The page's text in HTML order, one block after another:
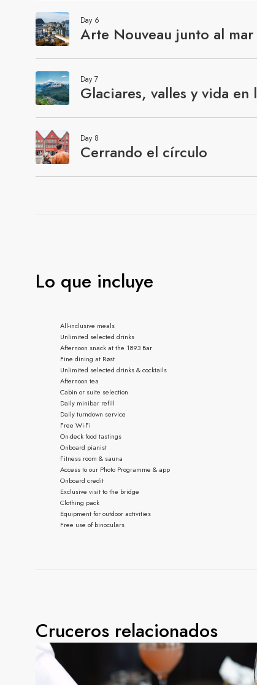
Lo que incluye
All-inclusive meals
Unlimited selected drinks
Afternoon snack at the 1893 Bar
Fine dining at Røst
Unlimited selected drinks & cocktails
Afternoon tea
Cabin or suite selection
Daily minibar refill
Daily turndown service
Free Wi-Fi
On-deck food tastings
Onboard pianist
Fitness room & sauna
Access to our Photo Programme & app
Onboard credit
Exclusive visit to the bridge
Clothing pack
Equipment for outdoor activities
Free use of binoculars
Cruceros relacionados